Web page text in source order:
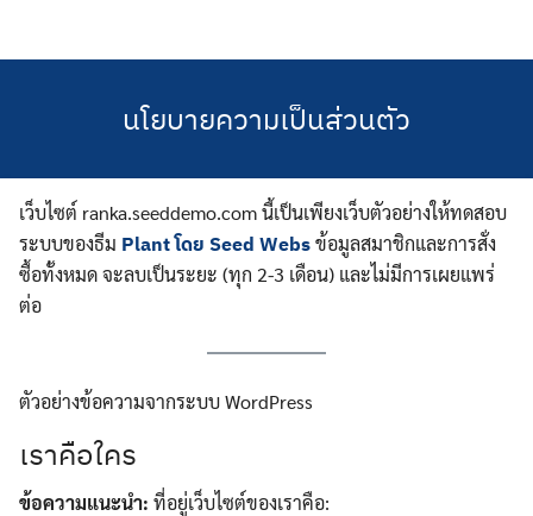
นโยบายความเป็นส่วนตัว
เว็บไซต์ ranka.seeddemo.com นี้เป็นเพียงเว็บตัวอย่างให้ทดสอบ
ระบบของธีม Plant โดย Seed Webs ข้อมูลสมาชิกและการสั่ง
ซื้อทั้งหมด จะลบเป็นระยะ (ทุก 2-3 เดือน) และไม่มีการเผยแพร่
ต่อ
ตัวอย่างข้อความจากระบบ WordPress
เราคือใคร
ข้อความแนะนำ: ที่อยู่เว็บไซต์ของเราคือ: